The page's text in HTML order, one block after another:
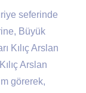
seferinde
Büyük
Kılıç Arslan
Arslan
görerek,